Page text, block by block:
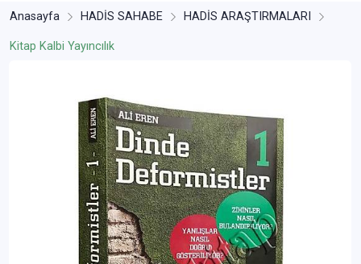
Anasayfa HADİS SAHABE HADİS ARAŞTIRMALARI
Kitap Kalbi Yayıncılık